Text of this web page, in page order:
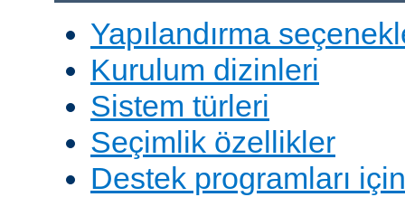
Yapılandırma
Kurulum dizinleri
Sistem türleri
Seçimlik özellikler
Destek programları